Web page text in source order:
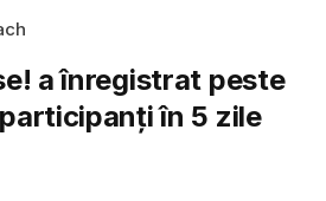
a înregistrat peste
în 5 zile